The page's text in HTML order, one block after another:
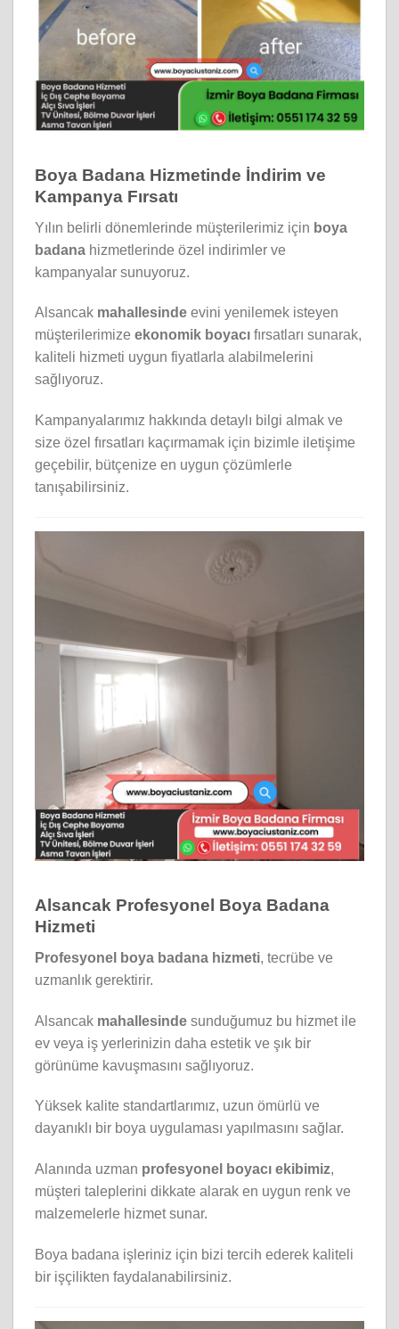
Boya Badana Hizmetinde İndirim ve
Kampanya Fırsatı
Yılın belirli dönemlerinde müşterilerimiz için boya
badana hizmetlerinde özel indirimler ve
kampanyalar sunuyoruz.
Alsancak mahallesinde evini yenilemek isteyen
müşterilerimize ekonomik boyacı fırsatları sunarak,
kaliteli hizmeti uygun fiyatlarla alabilmelerini
sağlıyoruz.
Kampanyalarımız hakkında detaylı bilgi almak ve
size özel fırsatları kaçırmamak için bizimle iletişime
geçebilir, bütçenize en uygun çözümlerle
tanışabilirsiniz.
Alsancak Profesyonel Boya Badana
Hizmeti
Profesyonel boya badana hizmeti, tecrübe ve
uzmanlık gerektirir.
Alsancak mahallesinde sunduğumuz bu hizmet ile
ev veya iş yerlerinizin daha estetik ve şık bir
görünüme kavuşmasını sağlıyoruz.
Yüksek kalite standartlarımız, uzun ömürlü ve
dayanıklı bir boya uygulaması yapılmasını sağlar.
Alanında uzman profesyonel boyacı ekibimiz,
müşteri taleplerini dikkate alarak en uygun renk ve
malzemelerle hizmet sunar.
Boya badana işleriniz için bizi tercih ederek kaliteli
bir işçilikten faydalanabilirsiniz.